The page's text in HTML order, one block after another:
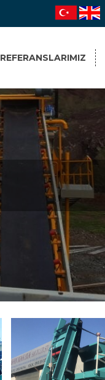
REFERANSLARIMIZ